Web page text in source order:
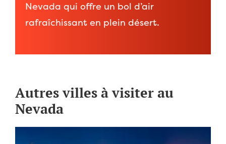
Nevada qui offre un bol d’air
rafraîchissant en plein désert.
Autres villes à visiter au
Nevada